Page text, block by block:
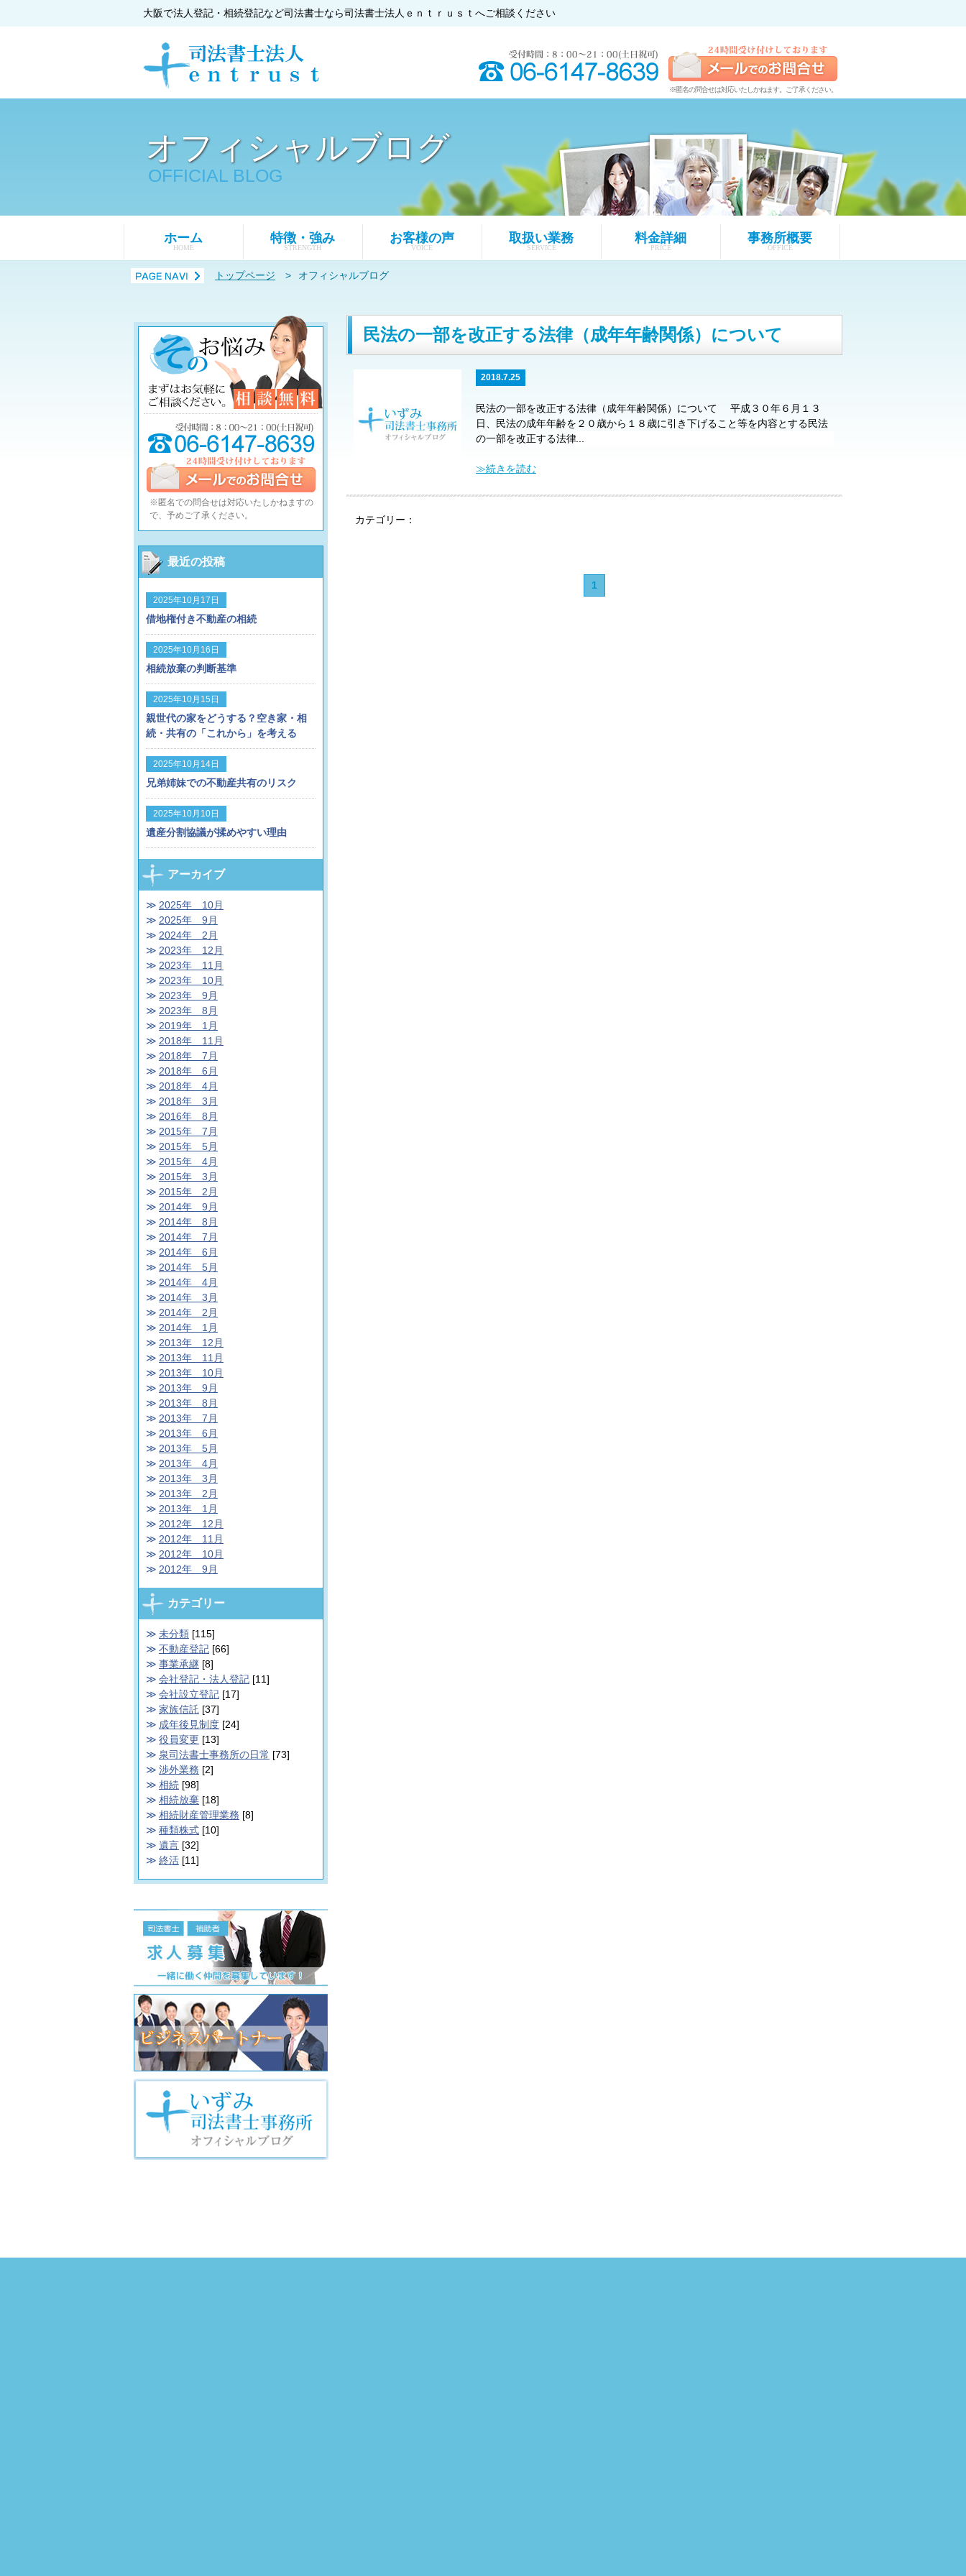
大阪で法人登記・相続登記など司法書士なら司法書士法人ｅｎｔｒｕｓｔへご相談ください
※匿名の問合せは対応いたしかねます。ご了承ください。
オフィシャルブログ
OFFICIAL BLOG
ホーム
HOME
特徴・強み
STRENGTH
お客様の声
VOICE
取扱い業務
SERVICE
料金詳細
PRICE
事務所概要
OFFICE
トップページ > オフィシャルブログ
民法の一部を改正する法律（成年年齢関係）について
2018.7.25
民法の一部を改正する法律（成年年齢関係）について
平成３０年６月１３
日、民法の成年年齢を２０歳から１８歳に引き下げること等を内容とする民法
の一部を改正する法律が成立しました。
齢という意味を持つものですが、この年齢は、明治２９年（１８９６年）に民
官布告を引き継いだものといわれています。 成年年齢の見直しは、明治９年
男性の婚姻開始年齢と異なっていましたが、今回の改正では、女性の婚姻年齢
を１８歳に引き上げ、男女の婚姻開始年齢を統一することとしています。
≫続きを読む
カテゴリー：
1
※匿名での問合せは対応いたしかねますの
で、予めご了承ください。
最近の投稿
2025年10月17日
借地権付き不動産の相続
2025年10月16日
相続放棄の判断基準
2025年10月15日
親世代の家をどうする？空き家・相
続・共有の「これから」を考える
2025年10月14日
兄弟姉妹での不動産共有のリスク
2025年10月10日
遺産分割協議が揉めやすい理由
アーカイブ
2025年 10月
2025年 9月
2024年 2月
2023年 12月
2023年 11月
2023年 10月
2023年 9月
2023年 8月
2019年 1月
2018年 11月
2018年 7月
2018年 6月
2018年 4月
2018年 3月
2016年 8月
2015年 7月
2015年 5月
2015年 4月
2015年 3月
2015年 2月
2014年 9月
2014年 8月
2014年 7月
2014年 6月
2014年 5月
2014年 4月
2014年 3月
2014年 2月
2014年 1月
2013年 12月
2013年 11月
2013年 10月
2013年 9月
2013年 8月
2013年 7月
2013年 6月
2013年 5月
2013年 4月
2013年 3月
2013年 2月
2013年 1月
2012年 12月
2012年 11月
2012年 10月
2012年 9月
カテゴリー
未分類 [115]
不動産登記 [66]
事業承継 [8]
会社登記・法人登記 [11]
会社設立登記 [17]
家族信託 [37]
成年後見制度 [24]
役員変更 [13]
泉司法書士事務所の日常 [73]
渉外業務 [2]
相続 [98]
相続放棄 [18]
相続財産管理業務 [8]
種類株式 [10]
遺言 [32]
終活 [11]